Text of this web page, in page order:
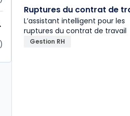
Ruptures du contrat de
L’assistant intelligent pour les
ruptures du contrat de travail
Gestion RH